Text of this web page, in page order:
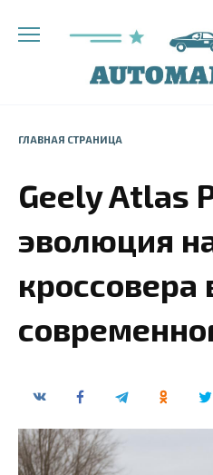
ГЛАВНАЯ СТРАНИЦА
Geely Atlas
эволюция
кроссовера